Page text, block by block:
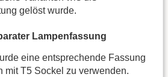
gelöst wurde.
Lampenfassung
eine entsprechende Fassung
mit T5 Sockel zu verwenden.